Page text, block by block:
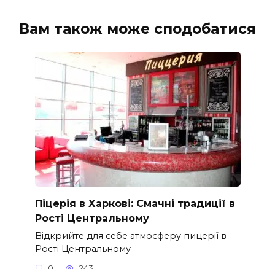
Вам також може сподобатися
Піцерія в Харкові: Смачні традиції в
Рості Центральному
Відкрийте для себе атмосферу пицерії в
Рості Центральному